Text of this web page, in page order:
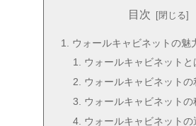
目次
ウォールキャビネットの魅
ウォールキャビネットと
ウォールキャビネットの
ウォールキャビネットの
ウォールキャビネットの